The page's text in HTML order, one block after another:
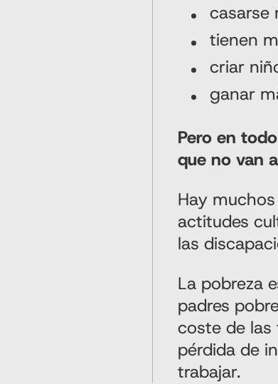
casarse
tienen
criar
ganar
Pero en
que no van
Hay
actitudes
las
La pobreza
padres
coste de las
pérdida de
trabajar.